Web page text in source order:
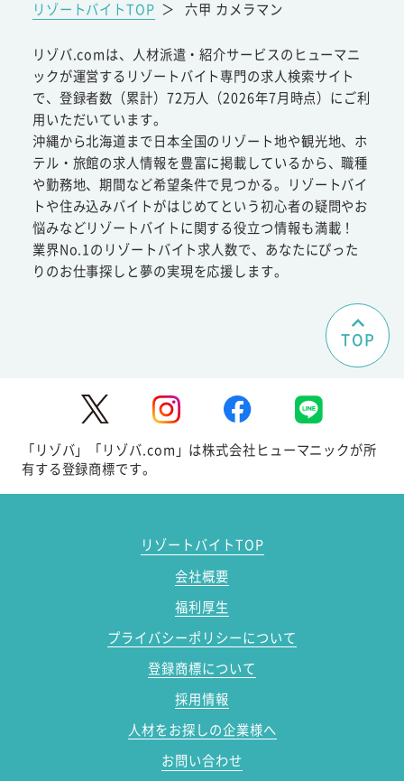
リゾートバイトTOP ＞ 六甲 カメラマン
リゾバ.comは、人材派遣・紹介サービスのヒューマニ
ックが運営するリゾートバイト専門の求人検索サイト
で、登録者数（累計）72万人（2026年7月時点）にご利
用いただいています。
沖縄から北海道まで日本全国のリゾート地や観光地、ホ
テル・旅館の求人情報を豊富に掲載しているから、職種
や勤務地、期間など希望条件で見つかる。リゾートバイ
トや住み込みバイトがはじめてという初心者の疑問やお
悩みなどリゾートバイトに関する役立つ情報も満載！
業界No.1のリゾートバイト求人数で、あなたにぴった
りのお仕事探しと夢の実現を応援します。
TOP
「リゾバ」「リゾバ.com」は株式会社ヒューマニックが所
有する登録商標です。
リゾートバイトTOP
会社概要
福利厚生
プライバシーポリシーについて
登録商標について
採用情報
人材をお探しの企業様へ
お問い合わせ